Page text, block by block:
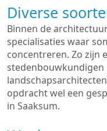
Diverse
Binnen de
specialisaties waar
concentreren. Zo zijn
opdracht wel een
in Saaksum.